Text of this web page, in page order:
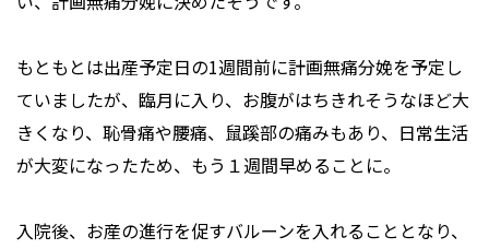
もともとは出産予定日の1週間前に計画無痛分娩を予定し
ていましたが、臨月に入り、お腹がはちきれそうなほど大
きくなり、恥骨痛や腰痛、鼠蹊部の痛みもあり、日常生活
が大変になったため、もう１週間早めることに。
入院後、お産の進行を促すバルーンを入れることとなり、